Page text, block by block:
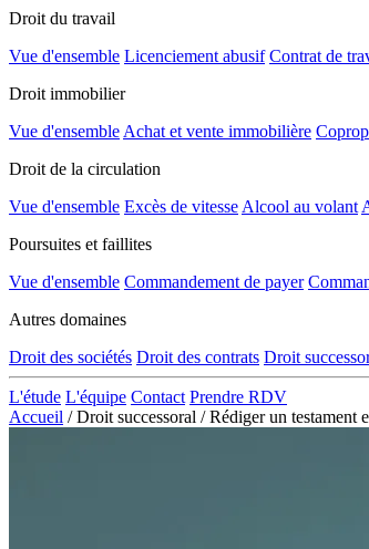
Droit du travail
Vue d'ensemble Licenciement abusif Contrat de
Droit immobilier
Vue d'ensemble Achat et vente immobilière
Droit de la circulation
Vue d'ensemble Excès de vitesse Alcool au volant
Poursuites et faillites
Vue d'ensemble Commandement de payer
Autres domaines
Droit des sociétés Droit des contrats Droit
L'étude L'équipe Contact Prendre RDV
Accueil / Droit successoral / Rédiger un testament